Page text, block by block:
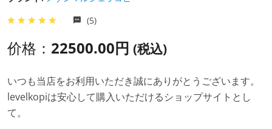
(5)
价格： 22500.00円 (税込)
いつも当店をお利用いただき誠にありがとうございます。
levelkopiは安心して購入いただけるショップサイトとし
て。